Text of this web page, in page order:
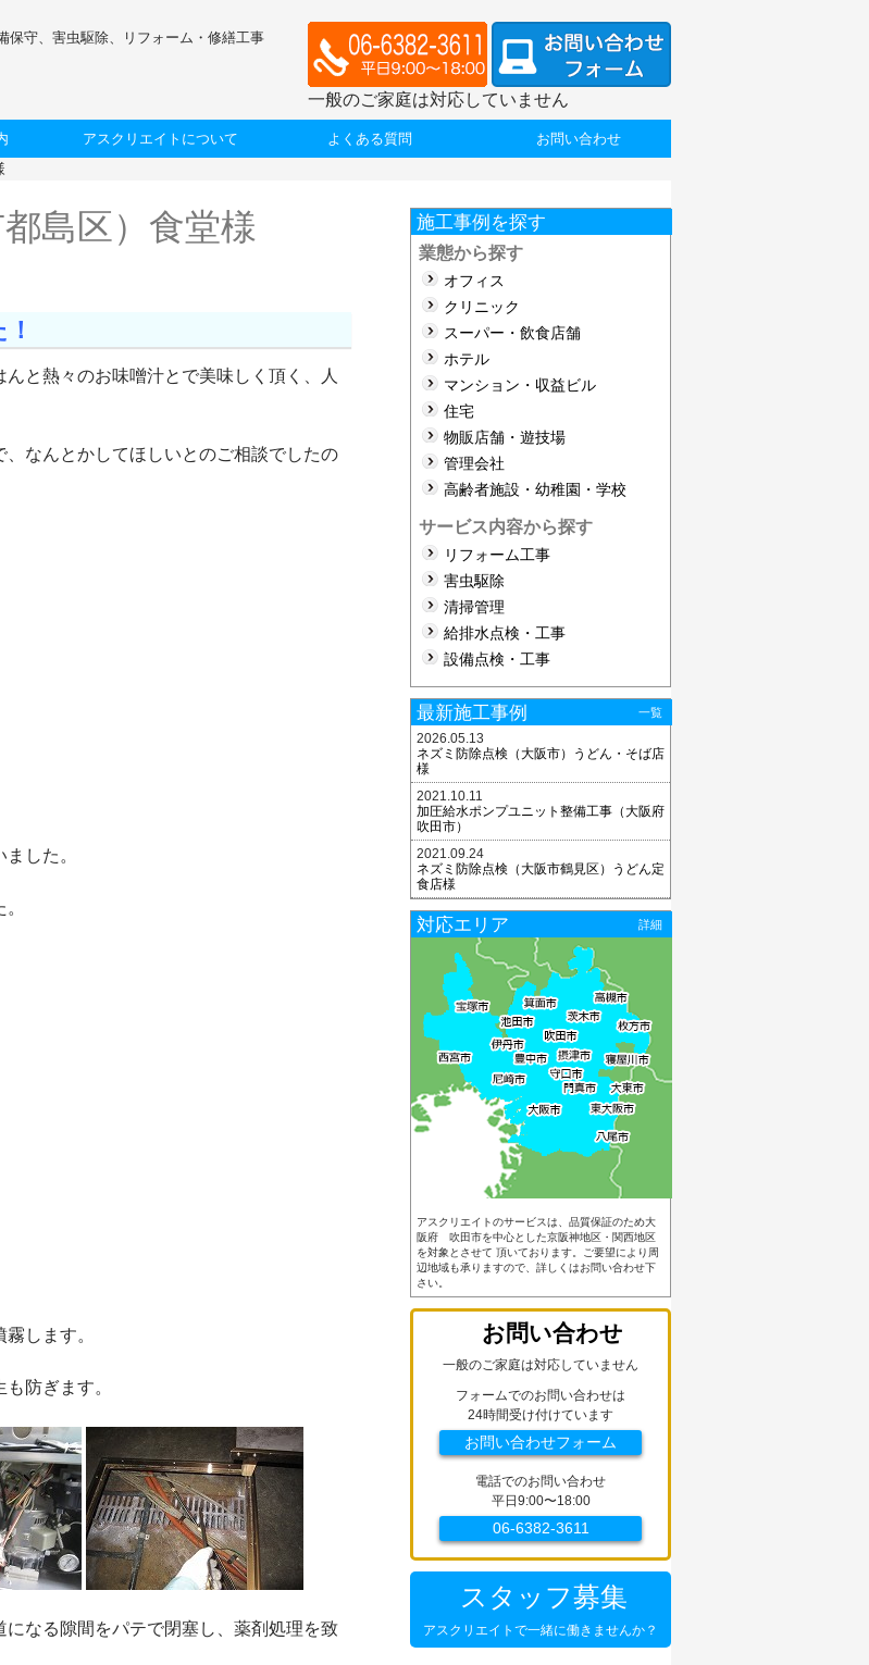
保守、害虫駆除、リフォーム・修繕工事
一般のご家庭は対応していません
アスクリエイトについて よくある質問 お問い合わせ
島区）食堂様
と熱々のお味噌汁とで美味しく頂く、人
、なんとかしてほしいとのご相談でしたの
した。
します。
防ぎます。
になる隙間をパテで閉塞し、薬剤処理を致
施工事例を探す
業態から探す
オフィス
クリニック
スーパー・飲食店舗
ホテル
マンション・収益ビル
住宅
物販店舗・遊技場
管理会社
高齢者施設・幼稚園・学校
サービス内容から探す
リフォーム工事
害虫駆除
清掃管理
給排水点検・工事
設備点検・工事
最新施工事例 一覧
2026.05.13
ネズミ防除点検（大阪市）うどん・そば店
様
2021.10.11
加圧給水ポンプユニット整備工事（大阪府
吹田市）
2021.09.24
ネズミ防除点検（大阪市鶴見区）うどん定
食店様
対応エリア 詳細
アスクリエイトのサービスは、品質保証のため大
阪府 吹田市を中心とした京阪神地区・関西地区
を対象とさせて 頂いております。ご要望により周
辺地域も承りますので、詳しくはお問い合わせ下
さい。
お問い合わせ
一般のご家庭は対応していません
フォームでのお問い合わせは
24時間受け付けています
お問い合わせフォーム
電話でのお問い合わせ
平日9:00〜18:00
06-6382-3611
スタッフ募集
アスクリエイトで一緒に働きませんか？